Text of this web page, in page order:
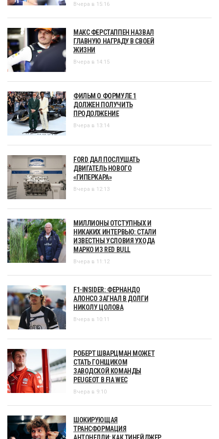
Вчера в 15:16
МАКС ФЕРСТАППЕН НАЗВАЛ
ГЛАВНУЮ НАГРАДУ В СВОЕЙ
ЖИЗНИ
Вчера в 14:15
ФИЛЬМ О ФОРМУЛЕ 1
ДОЛЖЕН ПОЛУЧИТЬ
ПРОДОЛЖЕНИЕ
Вчера в 13:14
FORD ДАЛ ПОСЛУШАТЬ
ДВИГАТЕЛЬ НОВОГО
«ГИПЕРКАРА»
Вчера в 12:13
МИЛЛИОНЫ ОТСТУПНЫХ И
НИКАКИХ ИНТЕРВЬЮ: СТАЛИ
ИЗВЕСТНЫ УСЛОВИЯ УХОДА
МАРКО ИЗ RED BULL
Вчера в 11:12
F1-INSIDER: ФЕРНАНДО
АЛОНСО ЗАГНАЛ В ДОЛГИ
НИКОЛУ ЦОЛОВА
Вчера в 10:11
РОБЕРТ ШВАРЦМАН МОЖЕТ
СТАТЬ ГОНЩИКОМ
ЗАВОДСКОЙ КОМАНДЫ
PEUGEOT В FIA WEC
Вчера в 9:10
ШОКИРУЮЩАЯ
ТРАНСФОРМАЦИЯ